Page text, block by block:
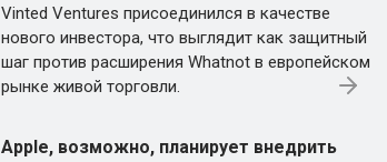
Vinted Ventures присоединился в качестве
нового инвестора, что выглядит как защитный
шаг против расширения Whatnot в европейском
рынке живой торговли.
Apple, возможно, планирует внедрить